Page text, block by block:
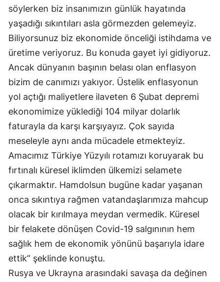
söylerken biz insanımızın günlük hayatında
yaşadığı sıkıntıları asla görmezden gelemeyiz.
Biliyorsunuz biz ekonomide önceliği istihdama ve
üretime veriyoruz. Bu konuda gayet iyi gidiyoruz.
Ancak dünyanın başının belası olan enflasyon
bizim de canımızı yakıyor. Üstelik enflasyonun
yol açtığı maliyetlere ilaveten 6 Şubat depremi
ekonomimize yüklediği 104 milyar dolarlık
faturayla da karşı karşıyayız. Çok sayıda
meseleyle aynı anda mücadele etmekteyiz.
Amacımız Türkiye Yüzyılı rotamızı koruyarak bu
fırtınalı küresel iklimden ülkemizi selamete
çıkarmaktır. Hamdolsun bugüne kadar yaşanan
onca sıkıntıya rağmen vatandaşlarımıza mahcup
olacak bir kırılmaya meydan vermedik. Küresel
bir felakete dönüşen Covid-19 salgınının hem
sağlık hem de ekonomik yönünü başarıyla idare
ettik” şeklinde konuştu.
Rusya ve Ukrayna arasındaki savaşa da değinen